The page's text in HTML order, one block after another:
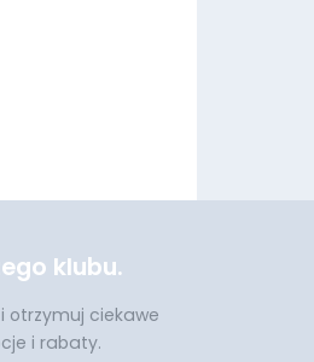
klubu.
otrzymuj ciekawe
i rabaty.